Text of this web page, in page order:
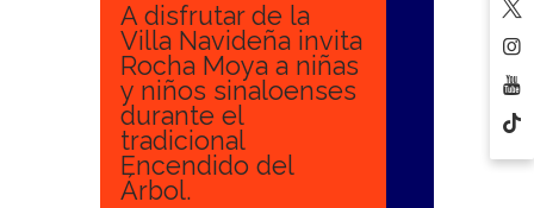
A disfrutar de la
Villa Navideña invita
Rocha Moya a niñas
y niños sinaloenses
durante el
tradicional
Encendido del
Árbol.